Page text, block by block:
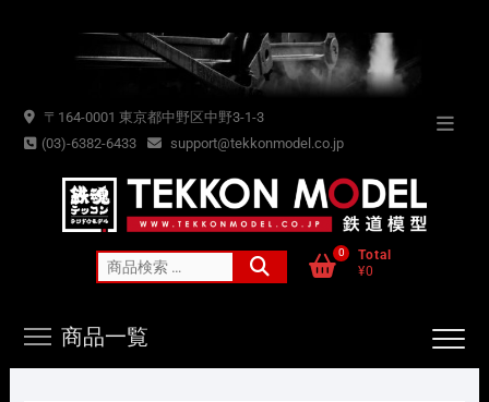
〒164-0001 東京都中野区中野3-1-3
(03)-6382-6433
support@tekkonmodel.co.jp
索
0
Total
¥0
商品一覧